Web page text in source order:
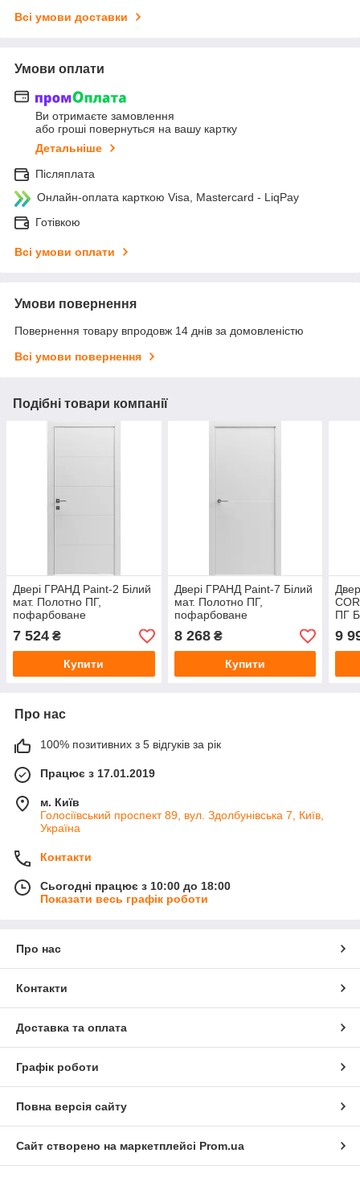
Всі умови доставки
Умови оплати
Ви отримаєте замовлення
або гроші повернуться на вашу картку
Детальніше
Післяплата
Онлайн-оплата карткою Visa, Mastercard - LiqPay
Готівкою
Всі умови оплати
Умови повернення
Повернення товару впродовж 14 днів за домовленістю
Всі умови повернення
Подібні товари компанії
Двері ГРАНД Paint-2 Білий
мат. Полотно ПГ,
пофарбоване
7 524 ₴
Купити
Двері ГРАНД Paint-7 Білий
мат. Полотно ПГ,
пофарбоване
8 268₴
Купити
ПГ
9
Про нас
100% позитивних з 5 відгуків за рік
Працює з 17.01.2019
м. Київ
Голосіївський проспект 89, вул. Здолбунівська 7, Київ,
Україна
Контакти
Сьогодні працює з 10:00 до 18:00
Показати весь графік роботи
Про нас
Контакти
Доставка та оплата
Графік роботи
Повна версія сайту
Сайт створено на маркетплейсі Prom.ua